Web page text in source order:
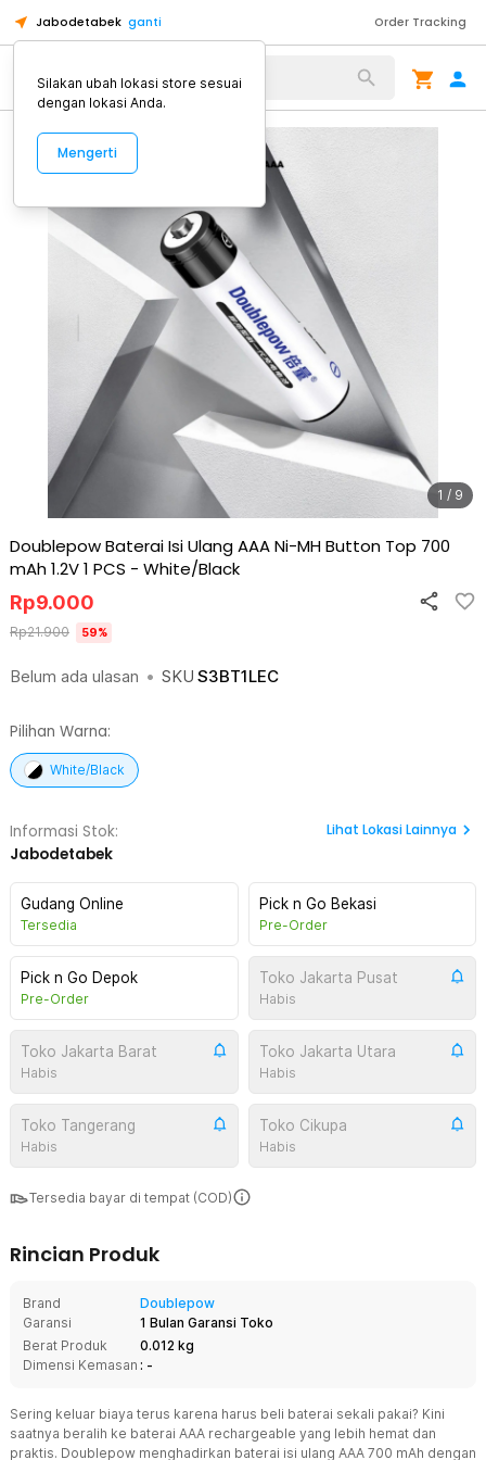
Jabodetabek ganti Order Tracking
Alat Kopi
1 / 9
Doublepow Baterai Isi Ulang AAA Ni-MH Button Top 700
mAh 1.2V 1 PCS - White/Black
Belum ada ulasan • SKU S3BT1LEC
Rp9.000
Rp21.900 59%
Pilihan Warna:
White/Black
Informasi Stok:
Jabodetabek
Lihat Lokasi Lainnya
Gudang Online
Tersedia
Pick n Go Bekasi
Pre-Order
Pick n Go Depok
Pre-Order
Toko Jakarta Pusat
Habis
Toko Jakarta Barat
Habis
Toko Jakarta Utara
Habis
Toko Tangerang
Habis
Toko Cikupa
Habis
Tersedia bayar di tempat (COD)
Rincian Produk
Brand
Doublepow
Garansi
1 Bulan Garansi Toko
Berat Produk
0.012 kg
Dimensi Kemasan : -
Sering keluar biaya terus karena harus beli baterai sekali pakai? Kini
saatnya beralih ke baterai AAA rechargeable yang lebih hemat dan
praktis. Doublepow menghadirkan baterai isi ulang AAA 700 mAh dengan
Silakan ubah lokasi store sesuai
dengan lokasi Anda.
Mengerti